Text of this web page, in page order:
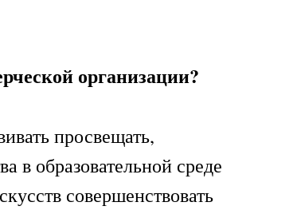
организации?
просвещать,
в образовательной среде
совершенствовать